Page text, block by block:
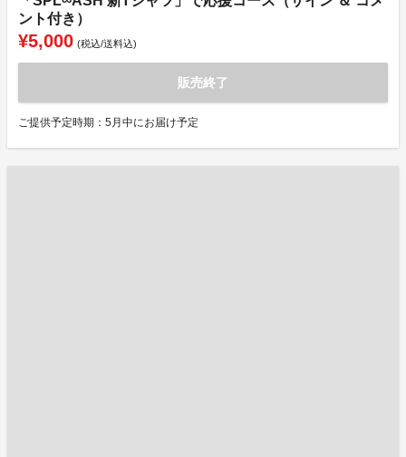
ント付き）
¥5,000 (税込/送料込)
販売終了
ご提供予定時期：5月中にお届け予定